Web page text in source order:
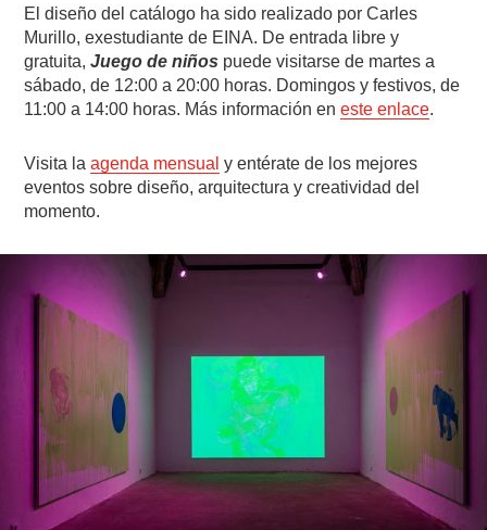
El diseño del catálogo ha sido realizado por Carles
Murillo, exestudiante de EINA. De entrada libre y
gratuita,Juego de niños puede visitarse de martes a
sábado, de 12:00 a 20:00 horas. Domingos y festivos, de
11:00 a 14:00 horas. Más información eneste enlace.
Visita laagenda mensual y entérate de los mejores
eventos sobre diseño, arquitectura y creatividad del
momento.